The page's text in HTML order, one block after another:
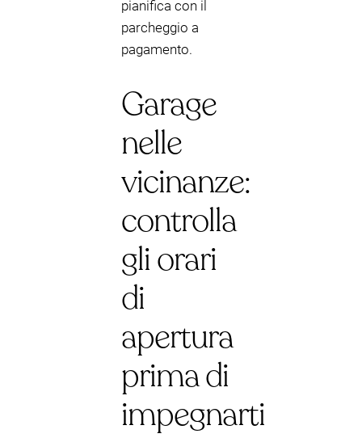
pianifica con il
parcheggio a
pagamento.
Garage
nelle
vicinanze:
controlla
gli orari
di
apertura
prima di
impegnarti